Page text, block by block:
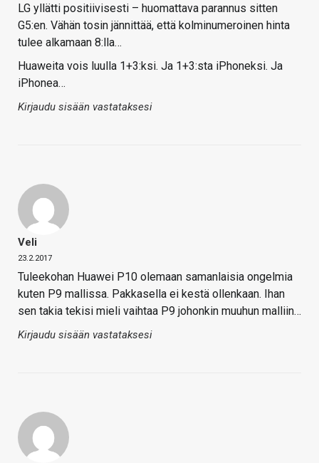
LG yllätti positiivisesti – huomattava parannus sitten
G5:en. Vähän tosin jännittää, että kolminumeroinen hinta
tulee alkamaan 8:lla…
Huaweita vois luulla 1+3:ksi. Ja 1+3:sta iPhoneksi. Ja
iPhonea…
Kirjaudu sisään vastataksesi
Veli
23.2.2017
Tuleekohan Huawei P10 olemaan samanlaisia ongelmia
kuten P9 mallissa. Pakkasella ei kestä ollenkaan. Ihan
sen takia tekisi mieli vaihtaa P9 johonkin muuhun malliin…
Kirjaudu sisään vastataksesi